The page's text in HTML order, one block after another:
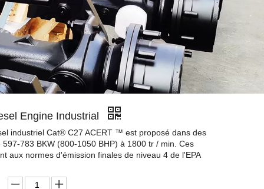
Engine Industrial
industriel Cat® C27 ACERT ™ est proposé dans des
597-783 BKW (800-1050 BHP) à 1800 tr / min. Ces
aux normes d'émission finales de niveau 4 de l'EPA